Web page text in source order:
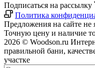
Подписаться на рассылку
Политика
Предложения на сайте не
Точную цену и наличие
2026 © Woodson.ru
правильной бани,
участке